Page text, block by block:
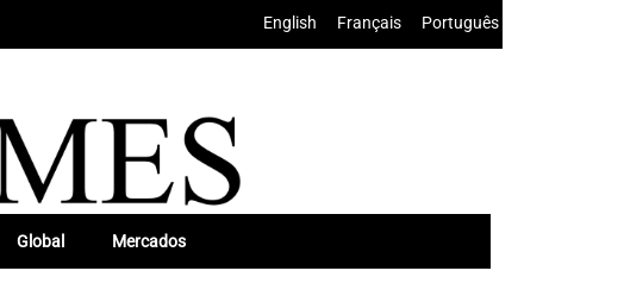
English Français Português
Global Mercados